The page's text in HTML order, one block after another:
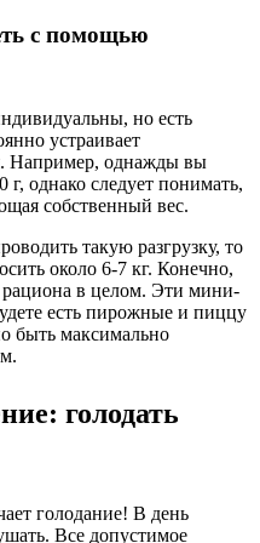
с помощью
но есть
устраивает
Например, однажды вы
г, однако следует понимать,
собственный вес.
такую ​​разгрузку, то
около 6-7 кг. Конечно,
рациона в целом. Эти мини-
есть пирожные и пиццу
быть максимально
голодать
голодание! В день
Все допустимое